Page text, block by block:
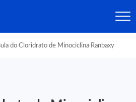
do Cloridrato de Minociclina Ranbaxy